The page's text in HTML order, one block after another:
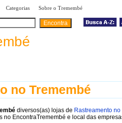
Categorias Sobre o Tremembé
no Tremembé
diversos(as) lojas de Rastreamento
no EncontraTremembé e local das